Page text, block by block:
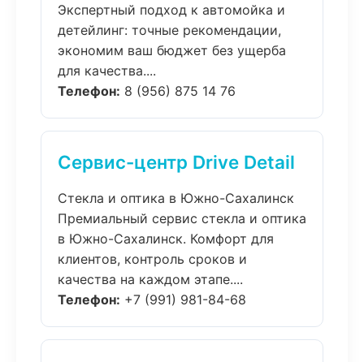
Экспертный подход к автомойка и
детейлинг: точные рекомендации,
экономим ваш бюджет без ущерба
для качества....
Телефон: 8 (956) 875 14 76
Сервис-центр Drive Detail
Стекла и оптика в Южно-Сахалинск
Премиальный сервис стекла и оптика
в Южно-Сахалинск. Комфорт для
клиентов, контроль сроков и
качества на каждом этапе....
Телефон: +7 (991) 981-84-68